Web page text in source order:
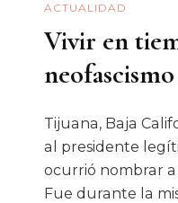
ACTUALIDAD
Vivir en
neofascismo
Tijuana, Baja
al presidente
ocurrió nombrar a
Fue durante la